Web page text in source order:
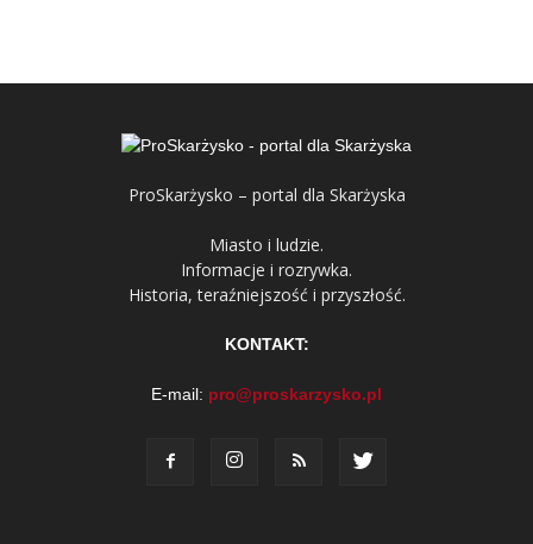
ProSkarżysko – portal dla Skarżyska
Miasto i ludzie.
Informacje i rozrywka.
Historia, teraźniejszość i przyszłość.
KONTAKT:
E-mail: pro@proskarzysko.pl